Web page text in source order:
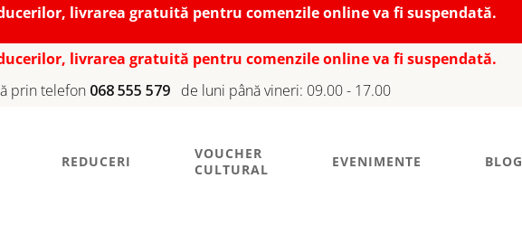
livrarea gratuită pentru comenzile online va fi suspendată.
livrarea gratuită pentru comenzile online va fi suspendată.
prin telefon 068 555 579 de luni până vineri: 09.00 - 17.00
REDUCERI
VOUCHER
CULTURAL
EVENIMENTE BLOG